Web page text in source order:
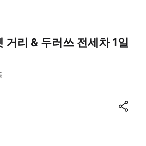
거리 & 두러쓰 전세차 1일